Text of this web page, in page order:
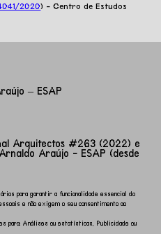
2020) - Centro de Estudos
– ESAP
Arquitectos #263 (2022) e
Araújo - ESAP (desde
para garantir a funcionalidade essencial do
e não exigem o seu consentimento ao
para: Análises ou estatísticas, Publicidade ou